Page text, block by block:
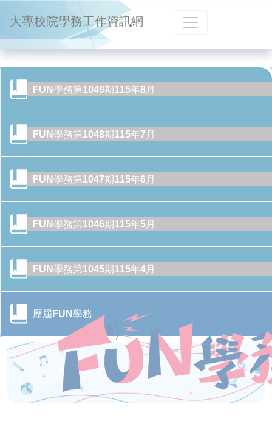
大專校院學務工作資訊網
FUN學務第1049期115年8月
FUN學務第1048期115年7月
FUN學務第1047期115年6月
FUN學務第1046期115年5月
FUN學務第1045期115年4月
歷屆FUN學務